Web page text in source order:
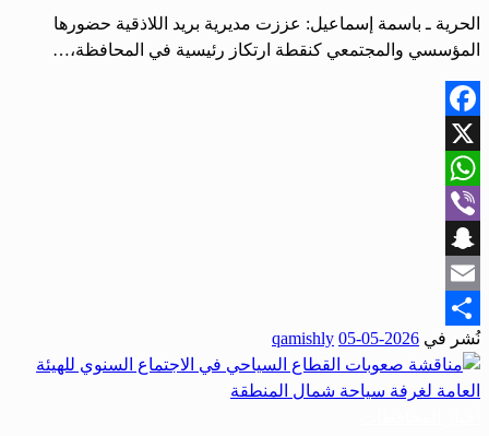
الحرية ـ باسمة إسماعيل: عززت مديرية بريد اللاذقية حضورها
المؤسسي والمجتمعي كنقطة ارتكاز رئيسية في المحافظة،…
Facebook
X
WhatsApp
Viber
Snapchat
Email
Share
نُشر في 2026-05-05
qamishly